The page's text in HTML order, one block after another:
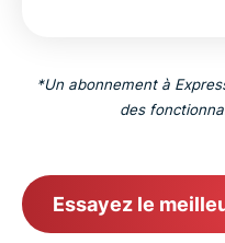
*Un abonnement à
des
Essayez le